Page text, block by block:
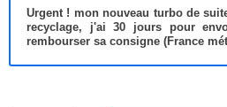
Urgent ! mon nouveau turbo de
recyclage, j'ai 30 jours pour
rembourser sa consigne (France